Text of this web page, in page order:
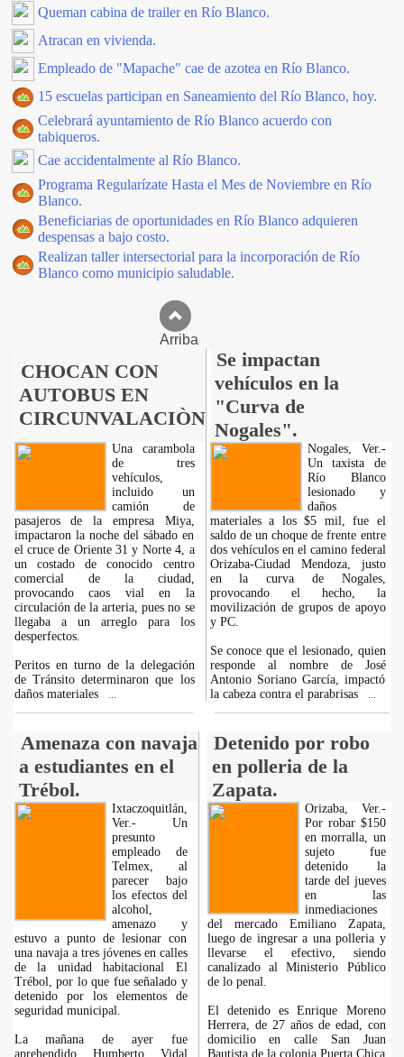
Queman cabina de trailer en Río Blanco.
Atracan en vivienda.
Empleado de "Mapache" cae de azotea en Río Blanco.
15 escuelas participan en Saneamiento del Río Blanco, hoy.
Celebrará ayuntamiento de Río Blanco acuerdo con
tabiqueros.
Cae accidentalmente al Río Blanco.
Programa Regularízate Hasta el Mes de Noviembre en Río
Blanco.
Beneficiarias de oportunidades en Río Blanco adquieren
despensas a bajo costo.
Realizan taller intersectorial para la incorporación de Río
Blanco como municipio saludable.
Arriba
CHOCAN CON
AUTOBUS EN
CIRCUNVALACIÒN
Se impactan
vehículos en la
"Curva de
Nogales".
Una carambola
de tres
vehículos,
incluido un
camión de
pasajeros de la empresa Miya,
impactaron la noche del sábado en
el cruce de Oriente 31 y Norte 4, a
un costado de conocido centro
comercial de la ciudad,
provocando caos vial en la
circulación de la arteria, pues no se
llegaba a un arreglo para los
desperfectos.
Peritos en turno de la delegación
de Tránsito determinaron que los
daños materiales
Nogales, Ver.-
Un taxista de
Río Blanco
lesionado y
daños
materiales a los $5 mil, fue el
saldo de un choque de frente entre
dos vehículos en el camino federal
Orizaba-Ciudad Mendoza, justo
en la curva de Nogales,
provocando el hecho, la
movilización de grupos de apoyo
y PC.
Se conoce que el lesionado, quien
responde al nombre de José
Antonio Soriano García, impactó
la cabeza contra el parabrisas
Amenaza con navaja
a estudiantes en el
Trébol.
Detenido por robo
en polleria de la
Zapata.
Ixtaczoquitlán,
Ver.- Un
presunto
empleado de
Telmex, al
parecer bajo
los efectos del
alcohol,
amenazo y
estuvo a punto de lesionar con
una navaja a tres jóvenes en calles
de la unidad habitacional El
Trébol, por lo que fue señalado y
detenido por los elementos de
seguridad municipal.
La mañana de ayer fue
aprehendido Humberto Vidal
Orizaba, Ver.-
Por robar $150
en morralla, un
sujeto fue
detenido la
tarde del jueves
en las
inmediaciones
del mercado Emiliano Zapata,
luego de ingresar a una polleria y
llevarse el efectivo, siendo
canalizado al Ministerio Público
de lo penal.
El detenido es Enrique Moreno
Herrera, de 27 años de edad, con
domicilio en calle San Juan
Bautista de la colonia Puerta Chica